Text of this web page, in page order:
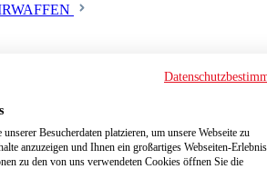
18
18
Besucherdaten platzieren, um unsere Webseite zu
anzuzeigen und Ihnen ein großartiges Webseiten-
zu den von uns verwendeten Cookies öffnen Sie die